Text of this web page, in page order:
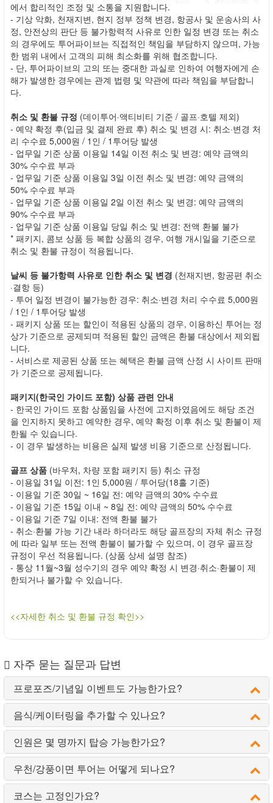
에서 합리적인 조정 및 소통을 지원합니다.
- 기상 악화, 천재지변, 현지 정부 정책 변경, 항공사 및 운송사의 사
정, 안전상의 판단 등 불가항력적 사유로 인한 일정 변경 또는 취소
의 경우에도 투어파이브는 직접적인 책임을 부담하지 않으며, 가능
한 범위 내에서 고객의 피해 최소화를 위해 협조합니다.
- 단, 투어파이브의 고의 또는 중대한 과실로 인하여 여행자에게 손
해가 발생한 경우에는 관계 법령 및 약관에 따라 책임을 부담합니
다.
취소 및 환불 규정 (데이투어·액티비티 기준 / 골프·호텔 제외)
- 예약 확정 후(입금 및 결제 완료 후) 취소 및 변경 시: 취소·변경 처
리 수수료 5,000원 / 1인 / 1투어당 발생
- 업무일 기준 상품 이용일 14일 이전 취소 및 변경: 예약 금액의
30% 수수료 부과
- 업무일 기준 상품 이용일 3일 이전 취소 및 변경: 예약 금액의
50% 수수료 부과
- 업무일 기준 상품 이용일 2일 이전 취소 및 변경: 예약 금액의
90% 수수료 부과
- 업무일 기준 상품 이용일 당일 취소 및 변경: 전액 환불 불가
* 패키지, 콤보 상품 등 복합 상품의 경우, 여행 개시일을 기준으로
취소 및 환불 규정이 적용됩니다.
날씨 등 불가항력 사유로 인한 취소 및 변경 (천재지변, 항공편 취소
·결항 등)
- 투어 일정 변경이 불가능한 경우: 취소·변경 처리 수수료 5,000원
/ 1인 / 1투어당 발생
- 패키지 상품 또는 할인이 적용된 상품의 경우, 이용하신 투어는 정
상가 기준으로 공제되며 적용된 할인 금액은 환불 대상에서 제외됩
니다.
- 서비스로 제공된 상품 또는 혜택은 환불 금액 산정 시 사이트 판매
가 기준으로 공제됩니다.
패키지(한국인 가이드 포함) 상품 관련 안내
- 한국인 가이드 포함 상품임을 사전에 고지하였음에도 해당 조건
을 인지하지 못하고 예약한 경우, 예약 확정 이후 취소 및 환불이 제
한될 수 있습니다.
- 이 경우 발생하는 비용은 실제 발생 비용 기준으로 산정됩니다.
골프 상품 (바우처, 차량 포함 패키지 등) 취소 규정
- 이용일 31일 이전: 1인 5,000원 / 투어당(18홀 기준)
- 이용일 기준 30일 ~ 16일 전: 예약 금액의 30% 수수료
- 이용일 기준 15일 이내 ~ 8일 전: 예약 금액의 50% 수수료
- 이용일 기준 7일 이내: 전액 환불 불가
- 취소·환불 가능 기간 내라 하더라도 해당 골프장의 자체 취소 규정
에 따라 일부 또는 전액 환불이 불가할 수 있으며, 이 경우 골프장
규정이 우선 적용됩니다. (상품 상세 설명 참조)
- 통상 11월~3월 성수기의 경우 예약 확정 시 변경·취소·환불이 제
한되거나 불가할 수 있습니다.
<<자세한 취소 및 환불 규정 확인>>
자주 묻는 질문과 답변
프로포즈/기념일 이벤트도 가능한가요?
음식/케이터링을 추가할 수 있나요?
인원은 몇 명까지 탑승 가능한가요?
우천/강풍이면 투어는 어떻게 되나요?
코스는 고정인가요?